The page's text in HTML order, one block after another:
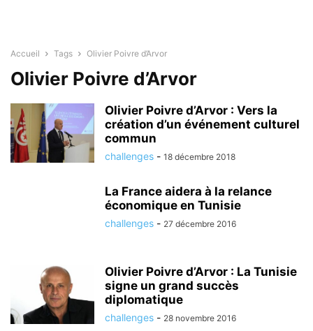
Accueil Tags Olivier Poivre d’Arvor
Olivier Poivre d’Arvor
Olivier Poivre d’Arvor : Vers la
création d’un événement culturel
commun
challenges - 18 décembre 2018
La France aidera à la relance
économique en Tunisie
challenges - 27 décembre 2016
Olivier Poivre d’Arvor : La Tunisie
signe un grand succès
diplomatique
challenges - 28 novembre 2016